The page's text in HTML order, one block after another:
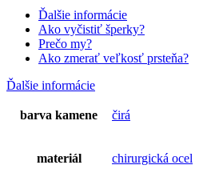
Ďalšie informácie
Ako vyčistiť šperky?
Prečo my?
Ako zmerať veľkosť prsteňa?
Ďalšie informácie
barva kamene čirá
materiál chirurgická ocel